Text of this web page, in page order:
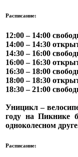
Расписание:
12:00 – 14:00
14:00 – 14:30
14:30 – 16:00
16:00 – 16:30
16:30 – 18:00
18:00 – 18:30
18:30 – 21:00
Уницикл–
году на Пикнике
одноколесном
Расписание: